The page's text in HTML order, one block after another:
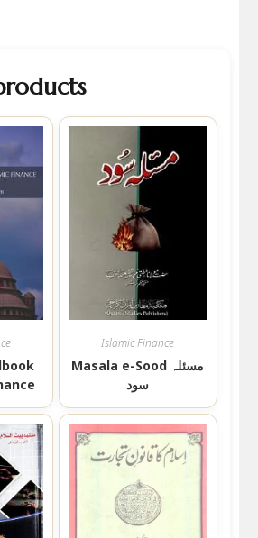
Islamic Finance
Masala e-Sood مسئلہ
سود